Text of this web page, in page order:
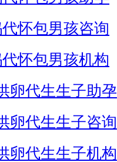
怀包男孩咨询
怀包男孩机构
卵代生生子助孕
卵代生生子咨询
卵代生生子机构